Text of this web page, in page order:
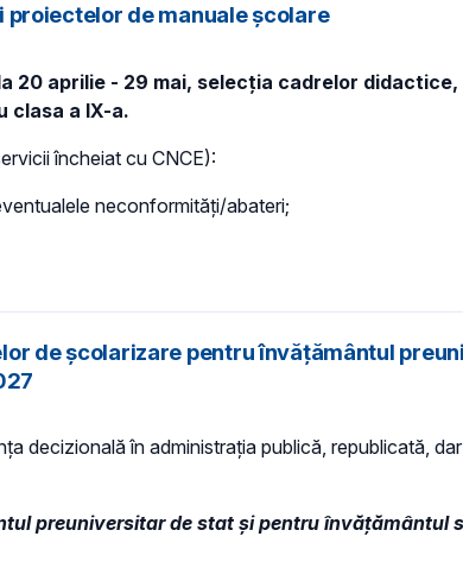
de manuale școlare
20 aprilie - 29 mai, selecția cadrelor
clasa a IX-a.
încheiat cu CNCE):
neconformităţi/abateri;
de școlarizare pentru învățământul
decizională în administraţia publică, republicată,
preuniversitar de stat și pentru învățământul